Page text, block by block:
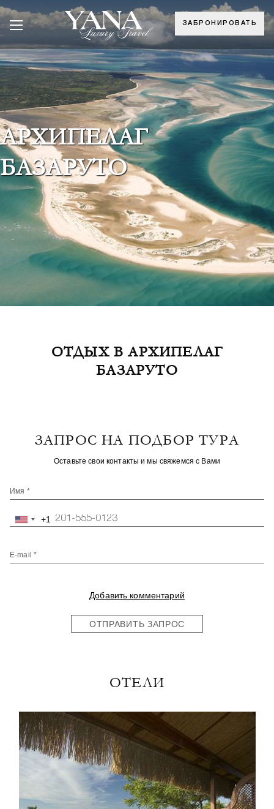
ЗАБРОНИРОВАТЬ
АРХИПЕЛАГ
БАЗАРУТО
ОТДЫХ В АРХИПЕЛАГ
БАЗАРУТО
ЗАПРОС НА ПОДБОР ТУРА
Оставьте свои контакты и мы свяжемся с Вами
Имя *
United+1
E-mail *
Добавить комментарий
ОТПРАВИТЬ ЗАПРОС
ОТЕЛИ